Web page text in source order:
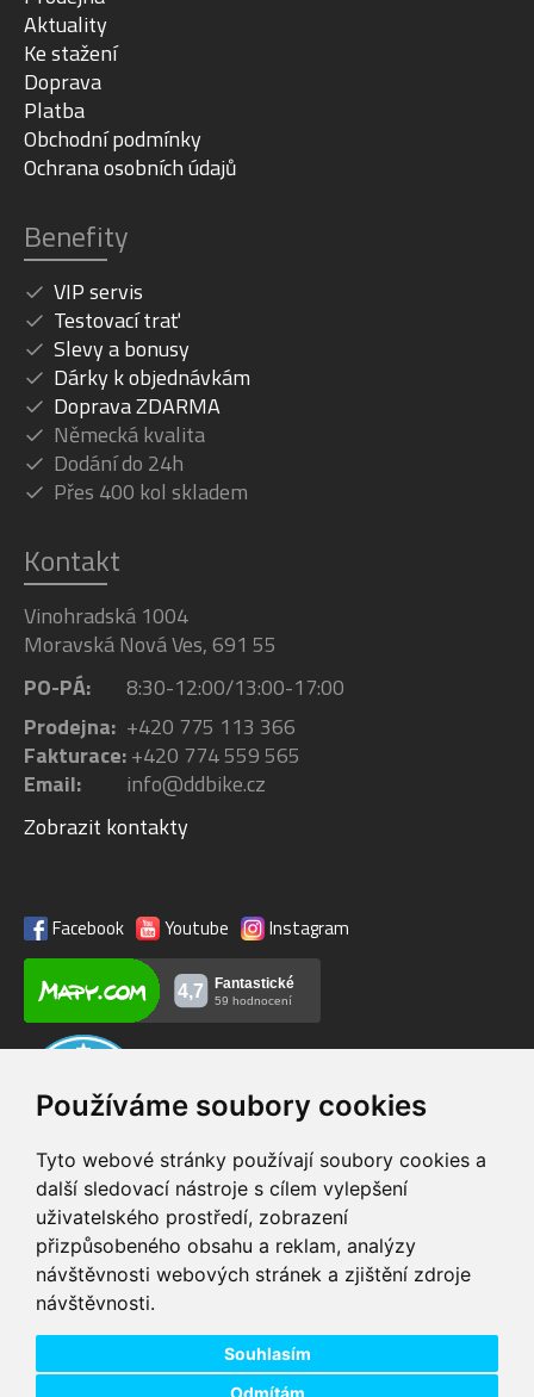
Používáme soubory cookies
Tyto webové stránky používají soubory cookies a
další sledovací nástroje s cílem vylepšení
uživatelského prostředí, zobrazení
přizpůsobeného obsahu a reklam, analýzy
návštěvnosti webových stránek a zjištění zdroje
návštěvnosti.
Souhlasím
Odmítám
Aktuality
Ke stažení
Doprava
Platba
Obchodní podmínky
Ochrana osobních údajů
Benefity
VIP servis
Testovací trať
Slevy a bonusy
Dárky k objednávkám
Doprava ZDARMA
Německá kvalita
Dodání do 24h
Přes 400 kol skladem
Kontakt
Vinohradská 1004
Moravská Nová Ves, 691 55
PO-PÁ:
8:30-12:00/13:00-17:00
Prodejna: +420 775 113 366
Fakturace:+420 774 559 565
Email:
info@ddbike.cz
Zobrazit kontakty
Facebook Youtube Instagram
VIP servis
na zakoupená
elektrokola
Testovací trať
možnost vyzkoušet si
elektrokola
Doprava ZDARMA
pro objednávky nad 1600 zboží skladem při